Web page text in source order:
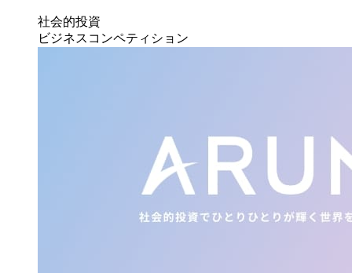
社会的投資
ビジネスコンペティション